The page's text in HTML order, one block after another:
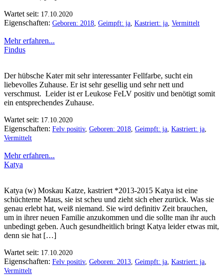
Wartet seit: 17.10.2020
Eigenschaften: Geboren: 2018 Geimpft: ja Kastriert: ja Vermittelt
Mehr erfahren...
Findus
Der hübsche Kater mit sehr interessanter Fellfarbe, sucht ein
liebevolles Zuhause. Er ist sehr gesellig und sehr nett und
verschmust. Leider ist er Leukose FeLV positiv und benötigt somit
ein entsprechendes Zuhause.
Wartet seit: 17.10.2020
Eigenschaften: Felv positiv, Geboren: 2018 Geimpft: ja Kastriert: ja
Vermittelt
Mehr erfahren...
Katya
Katya (w) Moskau Katze, kastriert *2013-2015 Katya ist eine
schüchterne Maus, sie ist scheu und zieht sich eher zurück. Was sie
genau erlebt hat, weiß niemand. Sie wird definitiv Zeit brauchen,
um in ihrer neuen Familie anzukommen und die sollte man ihr auch
unbedingt geben. Auch gesundheitlich bringt Katya leider etwas mit,
denn sie hat […]
Wartet seit: 17.10.2020
Eigenschaften: Felv positiv, Geboren: 2013 Geimpft: ja Kastriert: ja
Vermittelt